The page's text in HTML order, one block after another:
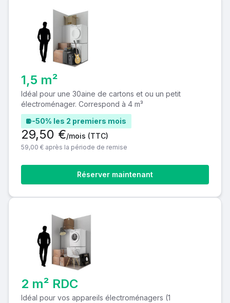
1,5 m²
Idéal pour une 30aine de cartons et ou un petit
électroménager. Correspond à 4 m³
-50% les 2 premiers mois
Réserver maintenant
29,50 €/mois (TTC)
59,00 € après la période de remise
2 m² RDC
Idéal pour vos appareils électroménagers (1